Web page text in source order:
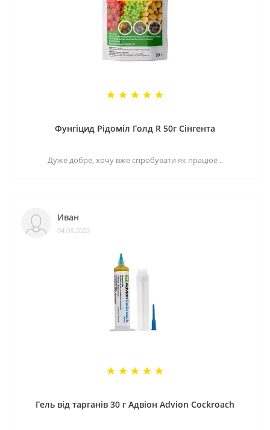
Фунгіцид Рідоміл Голд R 50г Сінгента
Дуже добре, хочу вже спробувати як працюе ..
Иван
04.08.2023
Гель від тарганів 30 г Адвіон Advion Cockroach